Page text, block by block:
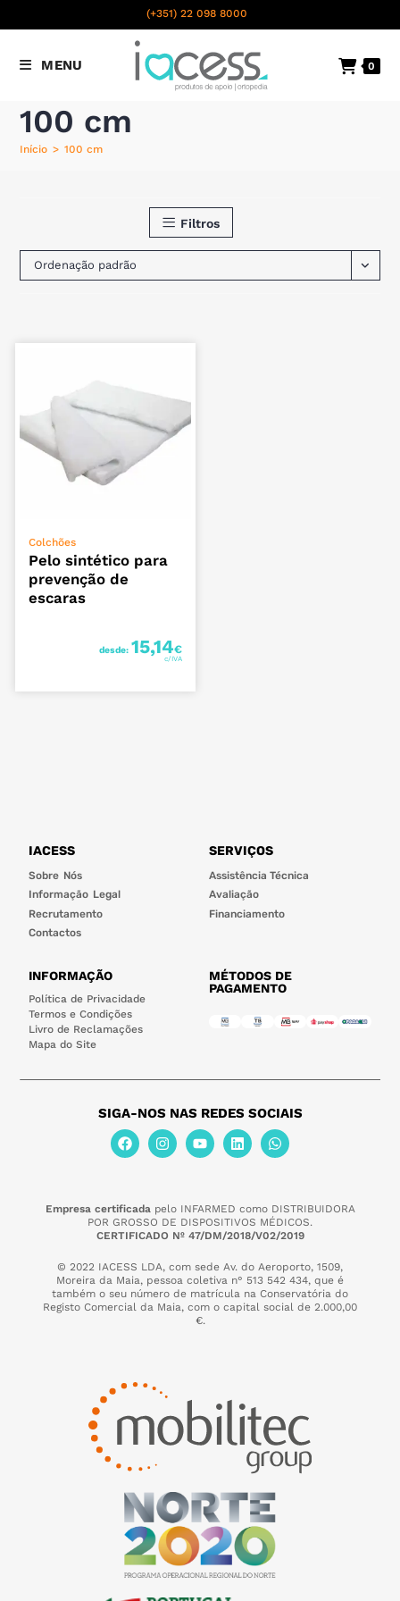
(+351) 22 098 8000
nacional
MENU 0
100 cm
Início > 100 cm
Filtros
Ordenação padrão
Colchões
Pelo sintético para
prevenção de
escaras
desde: 15,14€
IACESS
Sobre Nós
Informação Legal
Recrutamento
Contactos
SERVIÇOS
Assistência Técnica
Avaliação
Financiamento
INFORMAÇÃO
Política de Privacidade
Termos e Condições
Livro de Reclamações
Mapa do Site
MÉTODOS DE
PAGAMENTO
SIGA-NOS NAS REDES SOCIAIS
Empresa certificadapelo INFARMED como DISTRIBUIDORA
POR GROSSO DE DISPOSITIVOS MÉDICOS.
CERTIFICADO Nº 47/DM/2018/V02/2019
© 2022 IACESS LDA, com sede Av. do Aeroporto, 1509,
Moreira da Maia, pessoa coletiva n° 513 542 434, que é
também o seu número de matrícula na Conservatória do
Registo Comercial da Maia, com o capital social de 2.000,00
€.